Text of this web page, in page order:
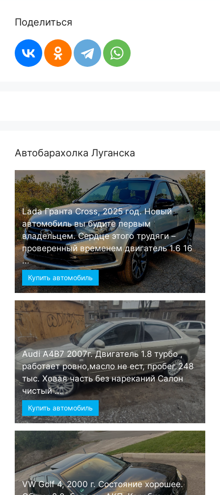
Поделиться
Автобарахолка Луганска
Lada Гранта Cross, 2025 год. Новый
автомобиль вы будите первым
владельцем. Сердце этого трудяги –
проверенный временем двигатель 1.6 16
...
Купить автомобиль
Audi А4B7 2007г. Двигатель 1.8 турбо ,
работает ровно,масло не ест, пробег 248
тыс. Ховая часть без нареканий Салон
чистый ...
Купить автомобиль
VW Golf 4, 2000 г. Состояние хорошее.